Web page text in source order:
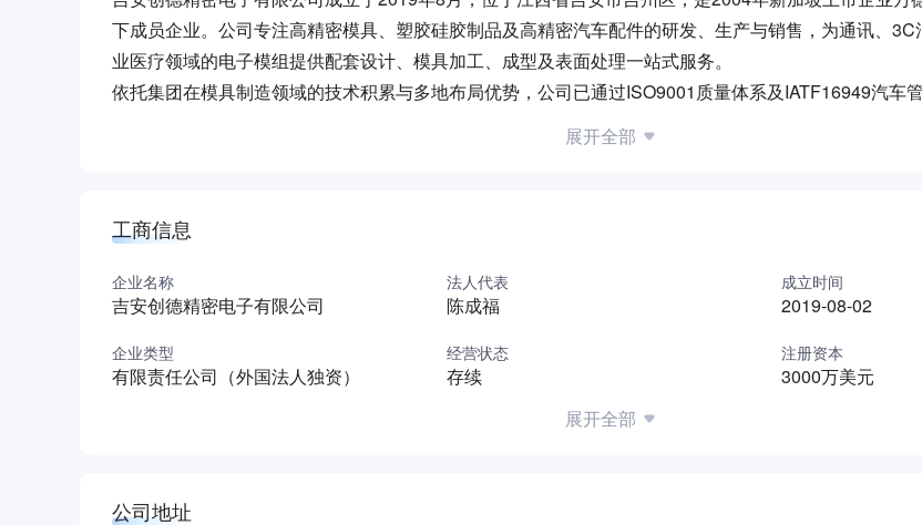
下成员企业。公司专注高精密模具、塑胶硅胶制品及高精密汽车配件的研发、生产与销售，为通讯、
业医疗领域的电子模组提供配套设计、模具加工、成型及表面处理一站式服务。
依托集团在模具制造领域的技术积累与多地布局优势，公司已通过ISO9001质量体系及IATF16949汽车
密模具设计、注塑成型等环节形成标准化作业能力，可满足客户从产品开发到批量生产的全流程需求。
作为集团在华中地区的制造基地，公司聚焦技术创新与品质管控，通过数字化管理优化生产效率，持续
（本介绍由DeepSeek AI智能生成，仅供参考）
展开全部
工商信息
企业名称
吉安创德精密电子有限公司
法人代表
陈成福
成立时间
2019-08-02
企业类型
有限责任公司（外国法人独资）
经营状态
存续
注册资本
3000万美元
展开全部
公司地址